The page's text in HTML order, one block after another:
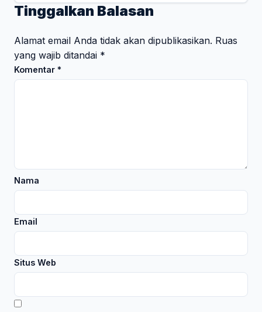
Tinggalkan Balasan
Alamat email Anda tidak akan dipublikasikan. Ruas
yang wajib ditandai *
Komentar *
Nama
Email
Situs Web